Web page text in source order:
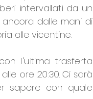
intervallati da un
ancora dalle mani di
alle vicentine.
l'ultima trasferta
ore 20:30. Ci sarà
sapere con quale